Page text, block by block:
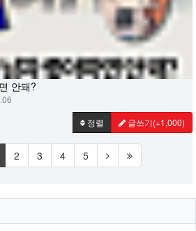
안돼?
정렬
글쓰기(+1,000)
2 3 4 5